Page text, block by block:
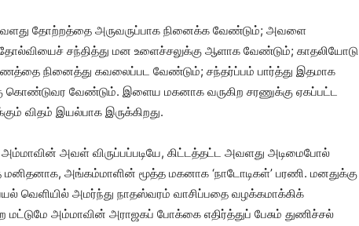
தோற்றத்தை அருவருப்பாக நினைக்க வேண்டும்; அவளை
தோல்வியைச் சந்தித்து மன உளைச்சலுக்கு ஆளாக வேண்டும்; காதலியோடு
நினைத்து கவலைப்பட வேண்டும்; சந்தர்ப்பம் பார்த்து இதமாக
கொண்டுவர வேண்டும். இளைய மகனாக வருகிற சரணுக்கு ஏகப்பட்ட
விதம் இயல்பாக இருக்கிறது.
அவள் விருப்பப்படியே, கிட்டத்தட்ட அவளது அடிமைபோல்
மனிதனாக, அங்கம்மாளின் மூத்த மகனாக ‘நாடோடிகள்’ பரணி. மனதுக்கு
வெளியில் அமர்ந்து நாதஸ்வரம் வாசிப்பதை வழக்கமாக்கிக்
மட்டுமே அம்மாவின் அராஜகப் போக்கை எதிர்த்துப் பேசும் துணிச்சல்